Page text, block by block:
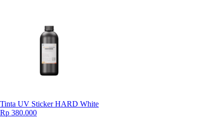
Tinta UV Sticker HARD White
Rp 380.000